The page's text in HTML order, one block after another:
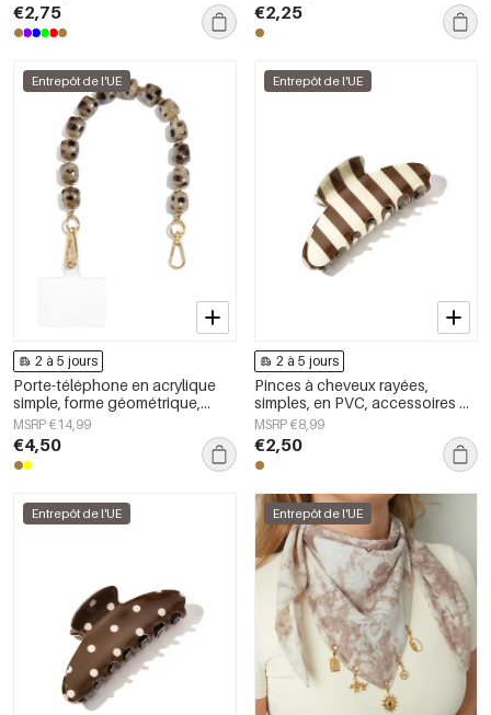
€2,75
quotidien
€2,25
Entrepôt de l'UE
2 à 5 jours
Porte-téléphone en acrylique
simple, forme géométrique,
accessoire du quotidien
MSRP €14,99
€4,50
Entrepôt de l'UE
2 à 5 jours
Pinces à cheveux rayées,
simples, en PVC, accessoires du
quotidien
MSRP €8,99
€2,50
Entrepôt de l'UE Entrepôt de l'UE